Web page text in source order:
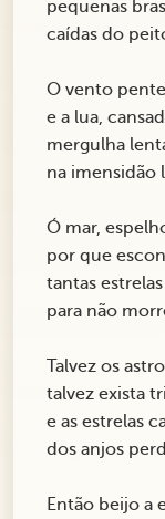
pequenas
caídas do
O vento
e a lua,
mergulha
na imensidão
Ó mar,
por que
tantas
para não
Talvez os
talvez exista
e as estrelas
dos anjos
Então beijo a